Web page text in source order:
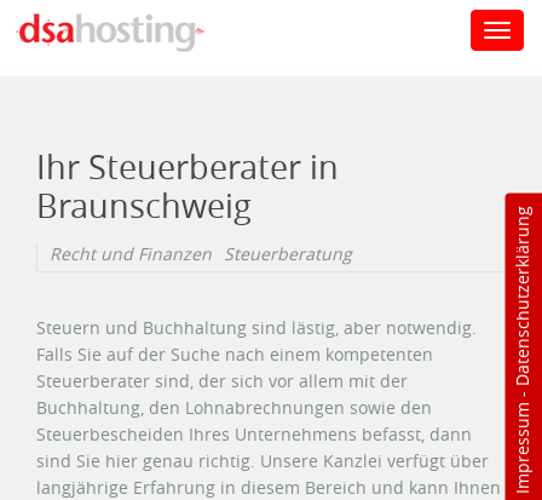
Impressum
-
Datenschutzerklärung
Ihr Steuerberater in
Braunschweig
Recht und Finanzen Steuerberatung
Steuern und Buchhaltung sind lästig, aber notwendig.
Falls Sie auf der Suche nach einem kompetenten
Steuerberater sind, der sich vor allem mit der
Buchhaltung, den Lohnabrechnungen sowie den
Steuerbescheiden Ihres Unternehmens befasst, dann
sind Sie hier genau richtig. Unsere Kanzlei verfügt über
langjährige Erfahrung in diesem Bereich und kann Ihnen